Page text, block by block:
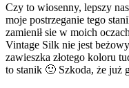
Czy to wiosenny, lepszy
moje postrzeganie tego
zamienił sie w moich
Vintage Silk nie jest
zawieszka złotego koloru
to stanik 🙂 Szkoda, że